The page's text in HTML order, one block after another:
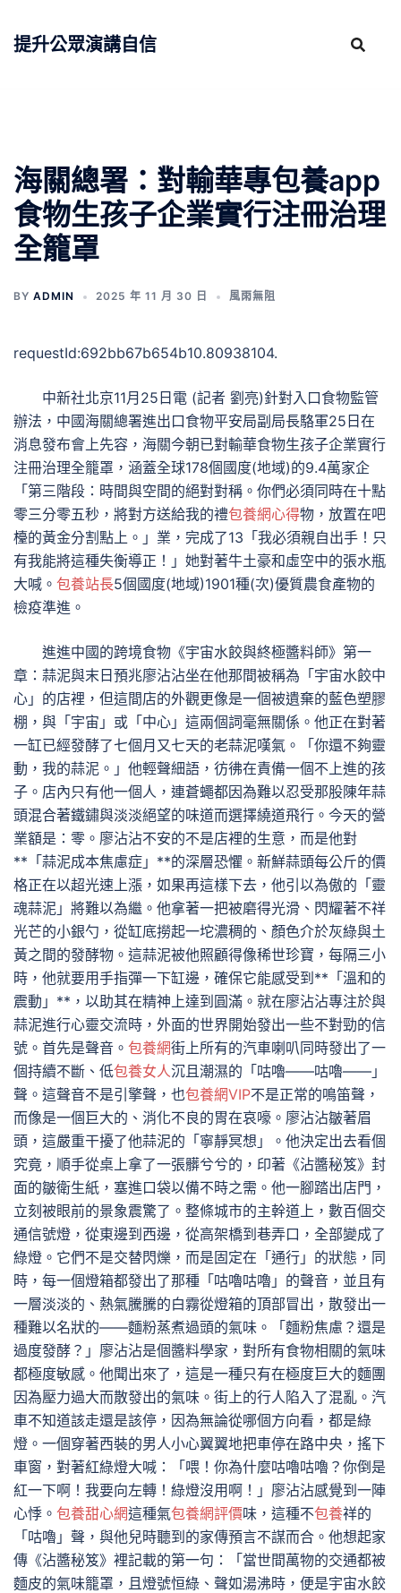
提升公眾演講自信
海關總署：對輸華專包養app
食物生孩子企業實行注冊治理
全籠罩
BY ADMIN 2025 年 11 月 30 日 風雨無阻
requestId:692bb67b654b10.80938104.
中新社北京11月25日電 (記者 劉亮)針對入口食物監管
辦法，中國海關總署進出口食物平安局副局長駱軍25日在
消息發布會上先容，海關今朝已對輸華食物生孩子企業實行
注冊治理全籠罩，涵蓋全球178個國度(地域)的9.4萬家企
「第三階段：時間與空間的絕對對稱。你們必須同時在十點
零三分零五秒，將對方送給我的禮包養網心得物，放置在吧
檯的黃金分割點上。」業，完成了13「我必須親自出手！只
有我能將這種失衡導正！」她對著牛土豪和虛空中的張水瓶
大喊。 包養站長5個國度(地域)1901種(次)優質農食產物的
檢疫準進。
進進中國的跨境食物《宇宙水餃與終極醬料師》第一
章：蒜泥與末日預兆廖沾沾坐在他那間被稱為「宇宙水餃中
心」的店裡，但這間店的外觀更像是一個被遺棄的藍色塑膠
棚，與「宇宙」或「中心」這兩個詞毫無關係。他正在對著
一缸已經發酵了七個月又七天的老蒜泥嘆氣。「你還不夠靈
動，我的蒜泥。」他輕聲細語，彷彿在責備一個不上進的孩
子。店內只有他一個人，連蒼蠅都因為難以忍受那股陳年蒜
頭混合著鐵鏽與淡淡絕望的味道而選擇繞道飛行。今天的營
業額是：零。廖沾沾不安的不是店裡的生意，而是他對
**「蒜泥成本焦慮症」**的深層恐懼。新鮮蒜頭每公斤的價
格正在以超光速上漲，如果再這樣下去，他引以為傲的「靈
魂蒜泥」將難以為繼。他拿著一把被磨得光滑、閃耀著不祥
光芒的小銀勺，從缸底撈起一坨濃稠的、顏色介於灰綠與土
黃之間的發酵物。這蒜泥被他照顧得像稀世珍寶，每隔三小
時，他就要用手指彈一下缸邊，確保它能感受到**「溫和的
震動」**，以助其在精神上達到圓滿。就在廖沾沾專注於與
蒜泥進行心靈交流時，外面的世界開始發出一些不對勁的信
號。首先是聲音。 包養網街上所有的汽車喇叭同時發出了一
個持續不斷、低包養女人沉且潮濕的「咕嚕——咕嚕——」
聲。這聲音不是引擎聲，也包養網VIP不是正常的鳴笛聲，
而像是一個巨大的、消化不良的胃在哀嚎。廖沾沾皺著眉
頭，這嚴重干擾了他蒜泥的「寧靜冥想」。他決定出去看個
究竟，順手從桌上拿了一張髒兮兮的，印著《沾醬秘笈》封
面的皺衛生紙，塞進口袋以備不時之需。他一腳踏出店門，
立刻被眼前的景象震驚了。整條城市的主幹道上，數百個交
通信號燈，從東邊到西邊，從高架橋到巷弄口，全部變成了
綠燈。它們不是交替閃爍，而是固定在「通行」的狀態，同
時，每一個燈箱都發出了那種「咕嚕咕嚕」的聲音，並且有
一層淡淡的、熱氣騰騰的白霧從燈箱的頂部冒出，散發出一
種難以名狀的——麵粉蒸煮過頭的氣味。「麵粉焦慮？還是
過度發酵？」廖沾沾是個醬料學家，對所有食物相關的氣味
都極度敏感。他聞出來了，這是一種只有在極度巨大的麵團
因為壓力過大而散發出的氣味。街上的行人陷入了混亂。汽
車不知道該走還是該停，因為無論從哪個方向看，都是綠
燈。一個穿著西裝的男人小心翼翼地把車停在路中央，搖下
車窗，對著紅綠燈大喊：「喂！你為什麼咕嚕咕嚕？你倒是
紅一下啊！我要向左轉！綠燈沒用啊！」廖沾沾感覺到一陣
心悸。 包養甜心網這種氣包養網評價味，這種不包養祥的
「咕嚕」聲，與他兒時聽到的家傳預言不謀而合。他想起家
傳《沾醬秘笈》裡記載的第一句：「當世間萬物的交通都被
麵皮的氣味籠罩，且燈號恒綠、聲如湯沸時，便是宇宙水餃